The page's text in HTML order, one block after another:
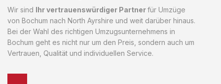
Wir sind Ihr vertrauenswürdiger Partnerfür Umzüge
von Bochum nach North Ayrshire und weit darüber hinaus.
Bei der Wahl des richtigen Umzugsunternehmens in
Bochum geht es nicht nur um den Preis, sondern auch um
Vertrauen, Qualität und individuellen Service.